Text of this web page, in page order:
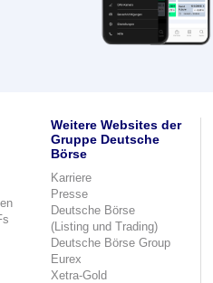
Weitere Websites der
Gruppe Deutsche
Börse
Karriere
Presse
Deutsche Börse
(Listing und Trading)
Deutsche Börse Group
Eurex
Xetra-Gold